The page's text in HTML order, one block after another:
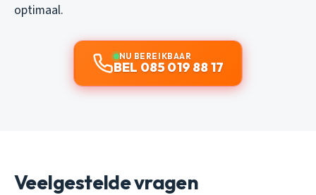
optimaal.
NU BEREIKBAAR
BEL 085 019 88 17
Veelgestelde vragen